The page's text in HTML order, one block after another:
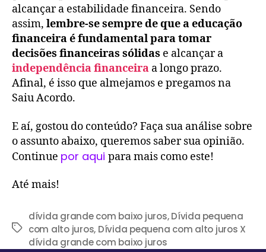
alcançar a estabilidade financeira. Sendo
assim, lembre-se sempre de que a educação
financeira é fundamental para tomar
decisões financeiras sólidas e alcançar a
independência financeira a longo prazo.
Afinal, é isso que almejamos e pregamos na
Saiu Acordo.
E aí, gostou do conteúdo? Faça sua análise sobre
o assunto abaixo, queremos saber sua opinião.
Continue por aqui para mais como este!
Até mais!
dívida grande com baixo juros,Dívida pequena
com alto juros, Dívida pequena com alto juros X
dívida grande com baixo juros